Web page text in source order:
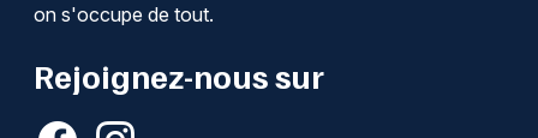
on s'occupe de tout.
Rejoignez-nous sur